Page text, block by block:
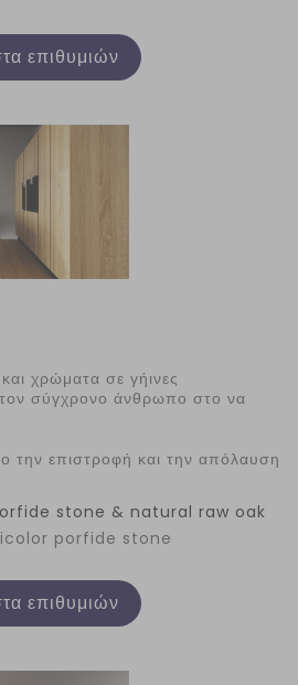
επιθυμιών
χρώματα σε γήινες
σύγχρονο άνθρωπο στο να
την επιστροφή και την απόλαυση
stone & natural raw oak
porfide stone
επιθυμιών